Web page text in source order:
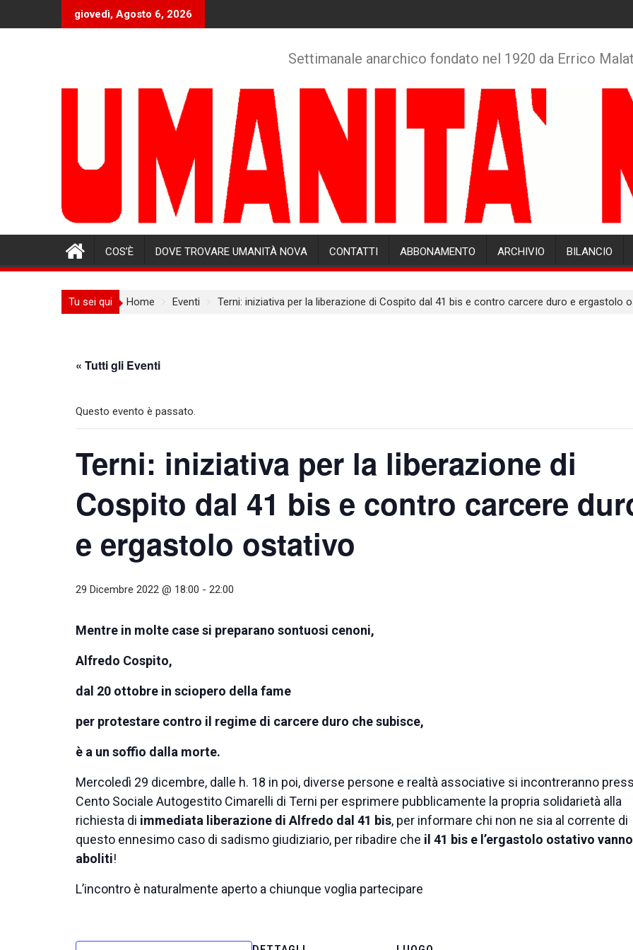
giovedì, Agosto 6, 2026
Settimanale anarchico fondato nel 1920 da Errico
COS’È DOVE TROVARE UMANITÀ NOVA CONTATTI ABBONAMENTO ARCHIVIO BILANCIO
Tu sei qui Home Eventi Terni: iniziativa per la liberazione di Cospito dal 41 bis e contro carcere duro e ergastolo
« Tutti gli Eventi
Questo evento è passato.
Terni: iniziativa per la liberazione di
Cospito dal 41 bis e contro carcere
e ergastolo ostativo
29 Dicembre 2022 @ 18:00 - 22:00
Mentre in molte case si preparano sontuosi cenoni,
Alfredo Cospito,
dal 20 ottobre in sciopero della fame
per protestare contro il regime di carcere duro che subisce,
è a un soffio dalla morte.
Mercoledì 29 dicembre, dalle h. 18 in poi, diverse persone e realtà associative si incontreranno
Cento Sociale Autogestito Cimarelli di Terni per esprimere pubblicamente la propria solidarietà alla
richiesta di immediata liberazione di Alfredo dal 41 bis, per informare chi non ne sia al corrente di
questo ennesimo caso di sadismo giudiziario, per ribadire che il 41 bis e l’ergastolo ostativo vanno
aboliti!
L’incontro è naturalmente aperto a chiunque voglia partecipare